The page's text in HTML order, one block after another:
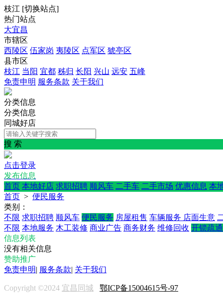
枝江 [切换站点]
热门站点
大宜昌
市辖区
西陵区 伍家岗 夷陵区 点军区 猇亭区
县市区
枝江 当阳 宜都 秭归 长阳 兴山 远安 五峰
免责申明 服务条款 关于我们
分类信息
分类信息
同城好店
搜 索
点击登录
发布信息
首页 本地好店 求职招聘 顺风车 二手车 二手市场 优惠信息 本
首页 > 便民服务
类别：
不限 求职招聘 顺风车 便民服务 房屋租售 车辆服务 店面生意
不限 本地服务 木工装修 商业广告 商务财务 维修回收 开锁疏通
信息列表
没有相关信息
赞助推广
免责申明| 服务条款| 关于我们
Copyright ©2024 宜昌同城 鄂ICP备15004615号-97